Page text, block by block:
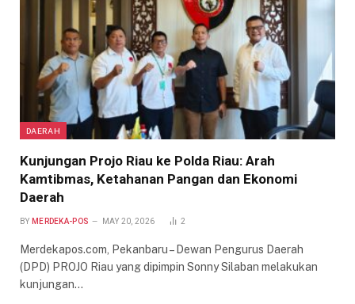
DAERAH
Kunjungan Projo Riau ke Polda Riau: Arah
Kamtibmas, Ketahanan Pangan dan Ekonomi
Daerah
BY MERDEKA-POS MAY 20, 2026 2
Merdekapos.com, Pekanbaru – Dewan Pengurus Daerah
(DPD) PROJO Riau yang dipimpin Sonny Silaban melakukan
kunjungan…